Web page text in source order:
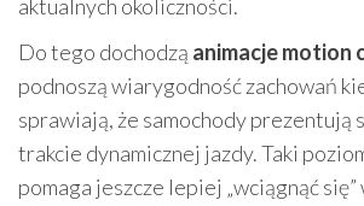
aktualnych okoliczności.
Do tego dochodzą animacje motion
podnoszą wiarygodność zachowań
sprawiają, że samochody prezentują
trakcie dynamicznej jazdy. Taki
pomaga jeszcze lepiej „wciągnąć